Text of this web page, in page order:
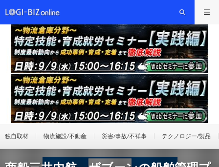
独自取材 物流施設/不動産 災害/事故/不祥事 テクノロジー/製品